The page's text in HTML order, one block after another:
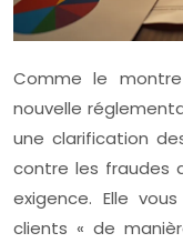
Comme le
nouvelle
une clarification
contre les fraudes
exigence. Elle
clients « de